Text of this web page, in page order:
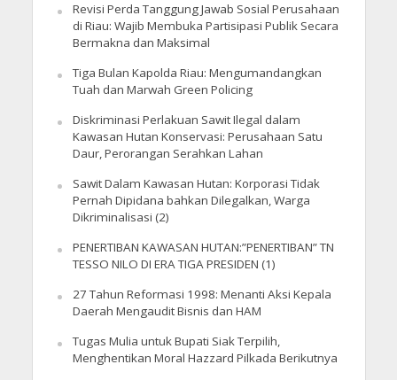
Revisi Perda Tanggung Jawab Sosial Perusahaan
di Riau: Wajib Membuka Partisipasi Publik Secara
Bermakna dan Maksimal
Tiga Bulan Kapolda Riau: Mengumandangkan
Tuah dan Marwah Green Policing
Diskriminasi Perlakuan Sawit Ilegal dalam
Kawasan Hutan Konservasi: Perusahaan Satu
Daur, Perorangan Serahkan Lahan
Sawit Dalam Kawasan Hutan: Korporasi Tidak
Pernah Dipidana bahkan Dilegalkan, Warga
Dikriminalisasi (2)
PENERTIBAN KAWASAN HUTAN:”PENERTIBAN” TN
TESSO NILO DI ERA TIGA PRESIDEN (1)
27 Tahun Reformasi 1998: Menanti Aksi Kepala
Daerah Mengaudit Bisnis dan HAM
Tugas Mulia untuk Bupati Siak Terpilih,
Menghentikan Moral Hazzard Pilkada Berikutnya